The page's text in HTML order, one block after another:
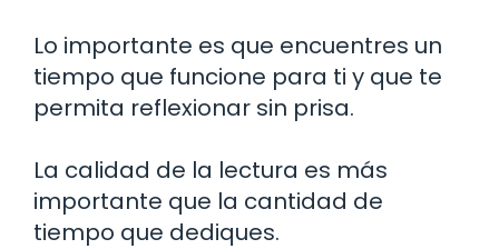
Lo importante es que encuentres un
tiempo que funcione para ti y que te
permita reflexionar sin prisa.
La calidad de la lectura es más
importante que la cantidad de
tiempo que dediques.